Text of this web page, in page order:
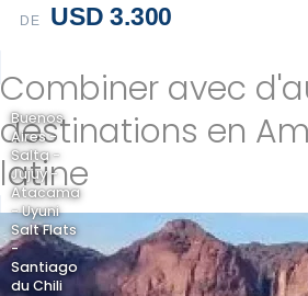
DE USD 3.300
Combiner avec
destinations en
latine
Buenos
Aires -
Salta -
Jujuy -
Atacama
- Uyuni
Salt Flats
-
Santiago
du Chili